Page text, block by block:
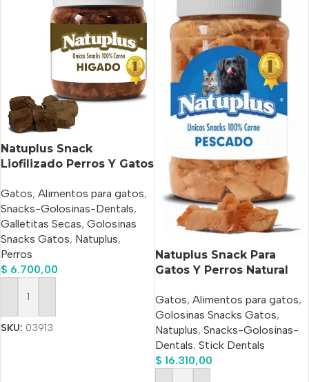
Natuplus Snack
Liofilizado Perros Y Gatos
Gatos, Alimentos para gatos,
Snacks-Golosinas-Dentals,
Galletitas Secas, Golosinas
Snacks Gatos, Natuplus,
Perros
$ 6.700,00
Añadir Al Carrito
SKU: 03913
Natuplus Snack Para
Gatos Y Perros Natural
Gatos, Alimentos para gatos,
Golosinas Snacks Gatos,
Natuplus, Snacks-Golosinas-
Dentals, Stick Dentals
$ 16.310,00